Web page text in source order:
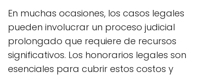
En muchas ocasiones, los casos legales
pueden involucrar un proceso judicial
prolongado que requiere de recursos
significativos. Los honorarios legales son
esenciales para cubrir estos costos y